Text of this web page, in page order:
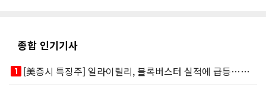
종합 인기기사
looks_one
[美증시 특징주] 일라이릴리, 블록버스터 실적에 급등…마운자로 매출 폭발